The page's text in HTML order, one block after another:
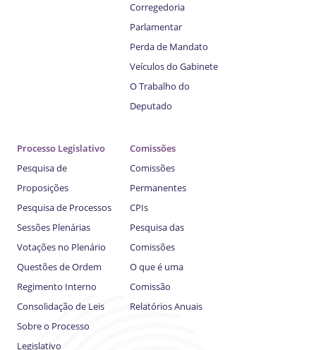
Corregedoria
Parlamentar
Perda de Mandato
Veículos do Gabinete
O Trabalho do
Deputado
Processo Legislativo
Pesquisa de
Proposições
Pesquisa de Processos
Sessões Plenárias
Votações no Plenário
Questões de Ordem
Regimento Interno
Consolidação de Leis
Sobre o Processo
Legislativo
Comissões
Comissões
Permanentes
CPIs
Pesquisa das
Comissões
O que é uma
Comissão
Relatórios Anuais